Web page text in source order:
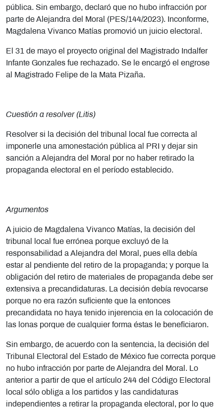
pública. Sin embargo, declaró que no hubo infracción por
parte de Alejandra del Moral (PES/144/2023). Inconforme,
Magdalena Vivanco Matías promovió un juicio electoral.
El 31 de mayo el proyecto original del Magistrado Indalfer
Infante Gonzales fue rechazado. Se le encargó el engrose
al Magistrado Felipe de la Mata Pizaña.
Cuestión a resolver (Litis)
Resolver si la decisión del tribunal local fue correcta al
imponerle una amonestación pública al PRI y dejar sin
sanción a Alejandra del Moral por no haber retirado la
propaganda electoral en el período establecido.
Argumentos
A juicio de Magdalena Vivanco Matías, la decisión del
tribunal local fue errónea porque excluyó de la
responsabilidad a Alejandra del Moral, pues ella debía
estar al pendiente del retiro de la propaganda; y porque la
obligación del retiro de materiales de propaganda debe ser
extensiva a precandidaturas. La decisión debía revocarse
porque no era razón suficiente que la entonces
precandidata no haya tenido injerencia en la colocación de
las lonas porque de cualquier forma éstas le beneficiaron.
Sin embargo, de acuerdo con la sentencia, la decisión del
Tribunal Electoral del Estado de México fue correcta porque
no hubo infracción por parte de Alejandra del Moral. Lo
anterior a partir de que el artículo 244 del Código Electoral
local sólo obliga a los partidos y las candidaturas
independientes a retirar la propaganda electoral, por lo que